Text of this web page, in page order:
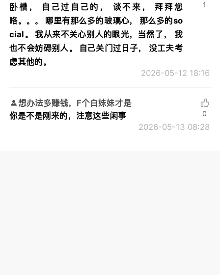
卧槽， 自己过自己的， 谈不来， 拜拜您
咯。。。 哪里有那么多的玻璃心， 那么多的so
cial。 我从来不关心别人的眼光，当然了， 我
也不会妨碍别人。 自己关门过日子， 没工夫考
虑其他的。
2026-05-12 18:16
1
想办法多赚钱，F个白妹妹才是
你是不是刚来的，注意这些闲事
2026-05-13 08:28
0